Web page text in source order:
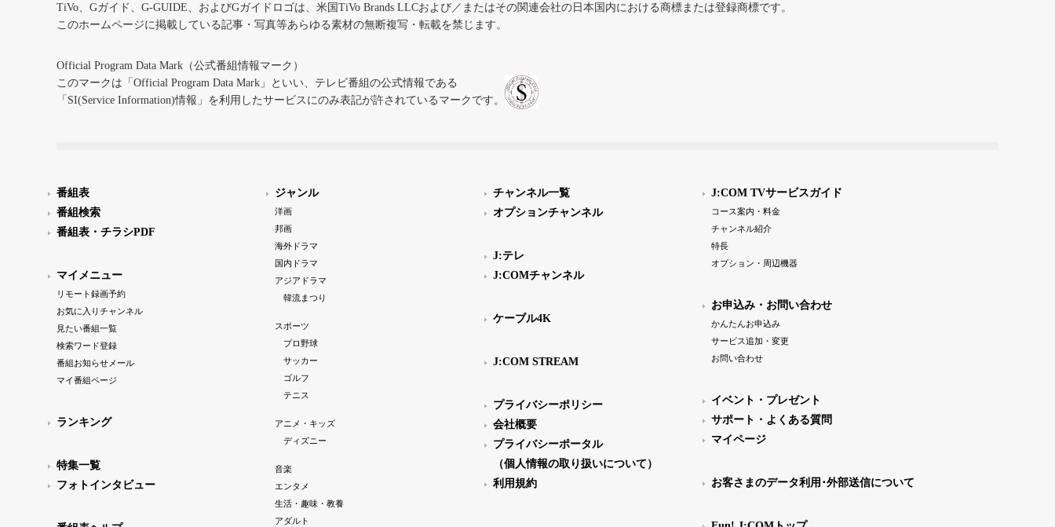
TiVo、Gガイド、G-GUIDE、およびGガイドロゴは、米国TiVo Brands LLCおよび／またはその関連会社の日本国内における商標または登録商標です。
このホームページに掲載している記事・写真等あらゆる素材の無断複写・転載を禁じます。
Official Program Data Mark（公式番組情報マーク）
このマークは「Official Program Data Mark」といい、テレビ番組の公式情報である
「SI(Service Information)情報」を利用したサービスにのみ表記が許されているマークです。
番組表
番組検索
番組表・チラシPDF
マイメニュー
リモート録画予約
お気に入りチャンネル
見たい番組一覧
検索ワード登録
番組お知らせメール
マイ番組ページ
ランキング
特集一覧
フォトインタビュー
ジャンル
洋画
邦画
海外ドラマ
国内ドラマ
アジアドラマ
韓流まつり
スポーツ
プロ野球
サッカー
ゴルフ
テニス
アニメ・キッズ
ディズニー
音楽
エンタメ
生活・趣味・教養
アダルト
チャンネル一覧
オプションチャンネル
J:テレ
J:COMチャンネル
ケーブル4K
J:COM STREAM
プライバシーポリシー
会社概要
プライバシーポータル
（個人情報の取り扱いについて）
利用規約
J:COM TVサービスガイド
コース案内・料金
チャンネル紹介
特長
オプション・周辺機器
お申込み・お問い合わせ
かんたんお申込み
サービス追加・変更
お問い合わせ
イベント・プレゼント
サポート・よくある質問
マイページ
お客さまのデータ利用･外部送信について